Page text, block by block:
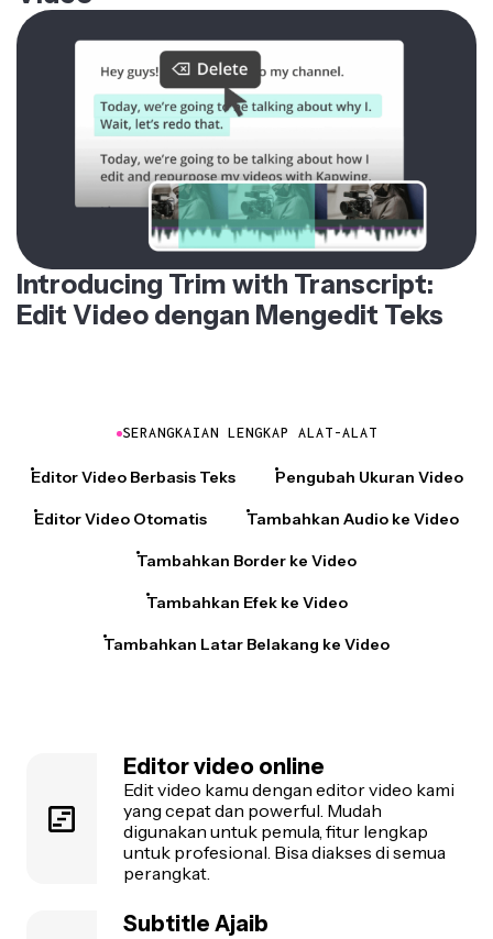
Introducing Trim with Transcript:
Edit Video dengan Mengedit Teks
SERANGKAIAN LENGKAP ALAT-ALAT
Editor Video Berbasis Teks Pengubah Ukuran Video
Editor Video Otomatis Tambahkan Audio ke Video
Tambahkan Border ke Video
Tambahkan Efek ke Video
Tambahkan Latar Belakang ke Video
Editor video online
Edit video kamu dengan editor video kami
yang cepat dan powerful. Mudah
digunakan untuk pemula, fitur lengkap
untuk profesional. Bisa diakses di semua
perangkat.
Subtitle Ajaib